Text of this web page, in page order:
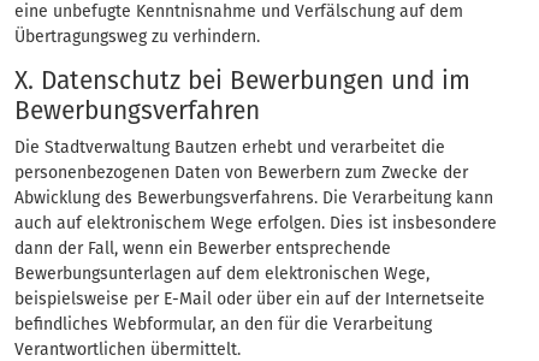
eine unbefugte Kenntnisnahme und Verfälschung auf dem
Übertragungsweg zu verhindern.
X. Datenschutz bei Bewerbungen und im
Bewerbungsverfahren
Die Stadtverwaltung Bautzen erhebt und verarbeitet die
personenbezogenen Daten von Bewerbern zum Zwecke der
Abwicklung des Bewerbungsverfahrens. Die Verarbeitung kann
auch auf elektronischem Wege erfolgen. Dies ist insbesondere
dann der Fall, wenn ein Bewerber entsprechende
Bewerbungsunterlagen auf dem elektronischen Wege,
beispielsweise per E-Mail oder über ein auf der Internetseite
befindliches Webformular, an den für die Verarbeitung
Verantwortlichen übermittelt.